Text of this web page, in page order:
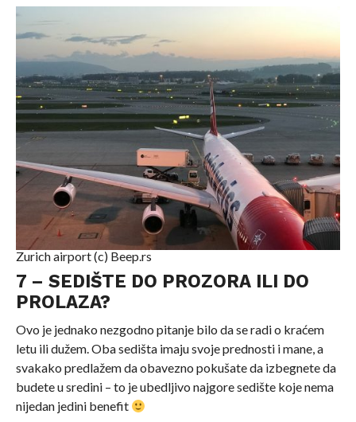
Zurich airport (c) Beep.rs
7 – SEDIŠTE DO PROZORA ILI DO
PROLAZA?
Ovo je jednako nezgodno pitanje bilo da se radi o kraćem
letu ili dužem. Oba sedišta imaju svoje prednosti i mane, a
svakako predlažem da obavezno pokušate da izbegnete da
budete u sredini – to je ubedljivo najgore sedište koje nema
nijedan jedini benefit